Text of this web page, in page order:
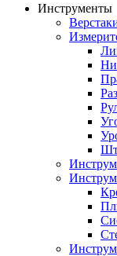
Инструменты